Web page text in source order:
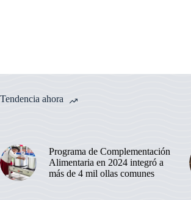
Tendencia ahora
Programa de Complementación
Alimentaria en 2024 integró a
más de 4 mil ollas comunes